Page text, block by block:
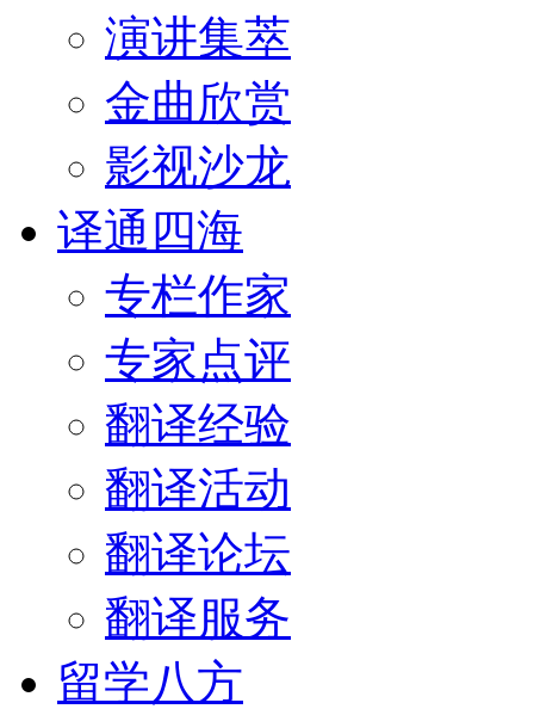
演讲集萃
金曲欣赏
影视沙龙
译通四海
专栏作家
专家点评
翻译经验
翻译活动
翻译论坛
翻译服务
留学八方